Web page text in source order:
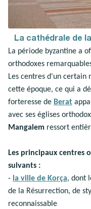
La cathédrale de
La période byzantine a
orthodoxes
Les centres d'un certain
cette époque, ce qui a
forteresse de Berat
avec ses églises
Mangalem ressort
Les principaux centres
suivants :
- la ville de Korça, dont
de la Résurrection, de
reconnaissable